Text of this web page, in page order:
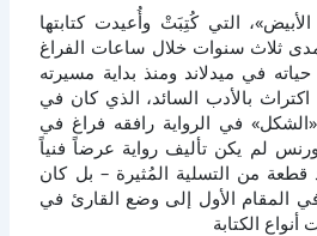
التي كُتِبَتْ وأُعيدت كتابتها
ثلاث سنوات خلال ساعات الفراغ
في ميدلاند ومنذ بداية مسيرته
اكتراث بالأدب السائد، الذي كان في
في الرواية رافقه فراغ في
لم يكن تأليف رواية عرضاً فنياً
قطعة من التسلية المُثيرة – بل كان
المقام الأول إلى وضع القارئ في
الكتابة